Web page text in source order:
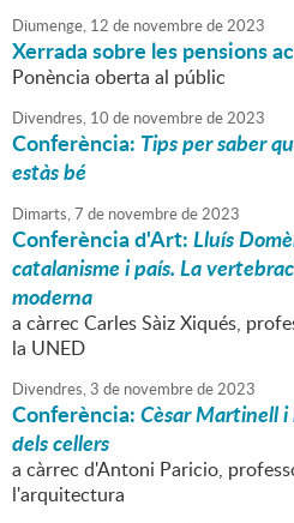
Diumenge, 12 de novembrede2023
Xerrada sobre les pensions
Ponència oberta al públic
Divendres, 10 de novembrede2023
Conferència: Tips per saber
estàs bé
Dimarts,7 de novembrede2023
Conferència d'Art:Lluís
catalanisme i país. La
moderna
a càrrec Carles Sàiz Xiqués,
la UNED
Divendres,3 de novembrede2023
Conferència:Cèsar Martinell
dels cellers
a càrrec d'Antoni Paricio,
l'arquitectura